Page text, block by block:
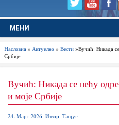
МЕНИ
Насловна» Актуелно » Вести»Вучић: Никада
Србије
Вучић: Никада се нећу
и моје Србије
24. Март 2026. Извор: Танјуг